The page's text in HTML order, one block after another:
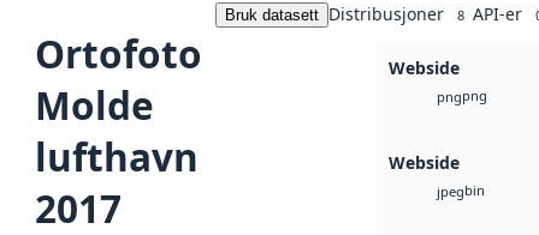
Ortofoto
Molde
lufthavn
2017
Bruk datasett Distribusjoner 8 API-er
Webside
pngpng
Webside
jpegbin